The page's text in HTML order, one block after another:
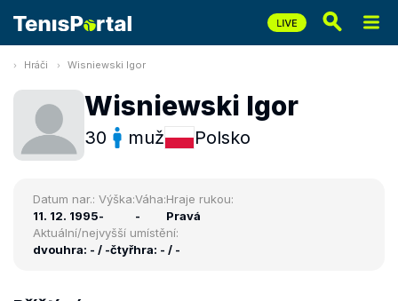
Hráči Wisniewski Igor
Wisniewski Igor
30 muž Polsko
Datum nar.:
11. 12. 1995
Výška:
-
Váha:
-
Hraje rukou:
Pravá
Aktuální/nejvyšší umístění:
dvouhra: - / -čtyřhra: - / -